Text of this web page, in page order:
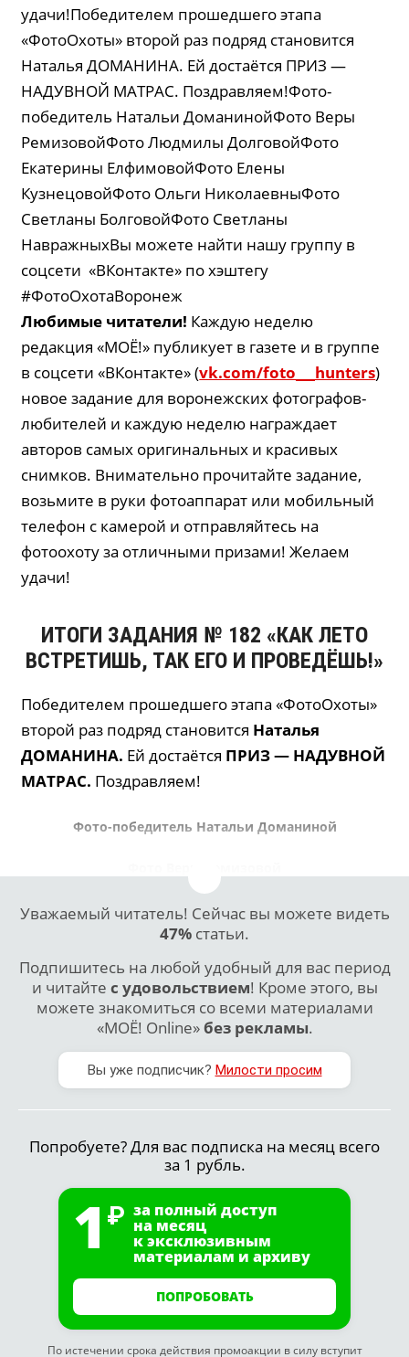
удачи!Победителем прошедшего этапа
«ФотоОхоты» второй раз подряд становится
Наталья ДОМАНИНА. Ей достаётся ПРИЗ —
НАДУВНОЙ МАТРАС. Поздравляем!Фото-
победитель Натальи ДоманинойФото Веры
РемизовойФото Людмилы ДолговойФото
Екатерины ЕлфимовойФото Елены
КузнецовойФото Ольги НиколаевныФото
Светланы БолговойФото Светланы
НавражныхВы можете найти нашу группу в
соцсети «ВКонтакте» по хэштегу
#ФотоОхотаВоронеж
Любимые читатели! Каждую неделю
редакция «МОЁ!» публикует в газете и в группе
в соцсети «ВКонтакте» (vk.com/foto___hunters)
новое задание для воронежских фотографов-
любителей и каждую неделю награждает
авторов самых оригинальных и красивых
снимков. Внимательно прочитайте задание,
возьмите в руки фотоаппарат или мобильный
телефон с камерой и отправляйтесь на
фотоохоту за отличными призами! Желаем
удачи!
ИТОГИ ЗАДАНИЯ № 182 «КАК ЛЕТО
ВСТРЕТИШЬ, ТАК ЕГО И ПРОВЕДЁШЬ!»
Победителем прошедшего этапа «ФотоОхоты»
второй раз подряд становится Наталья
ДОМАНИНА. Ей достаётся ПРИЗ — НАДУВНОЙ
МАТРАС. Поздравляем!
Фото-победитель Натальи Доманиной
Уважаемый читатель! Сейчас вы можете видеть
47% статьи.
Подпишитесь на любой удобный для вас период
и читайте с удовольствием! Кроме этого, вы
можете знакомиться со всеми материалами
«МОЁ! Online»без рекламы.
Вы уже подписчик? Милости просим
Попробуете? Для вас подписка на месяц всего
за 1 рубль.
1 за полный доступ
на месяц
к эксклюзивным
материалам и архиву
ПОПРОБОВАТЬ
По истечении срока действия промоакции в силу вступит